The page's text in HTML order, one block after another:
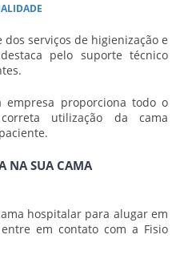
serviços de higienização e
pelo suporte técnico
empresa proporciona todo o
utilização da cama
NA SUA CAMA
hospitalar para alugar em
em contato com a Fisio